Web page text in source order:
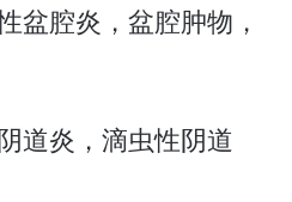
盆腔炎，盆腔肿物，
道炎，滴虫性阴道